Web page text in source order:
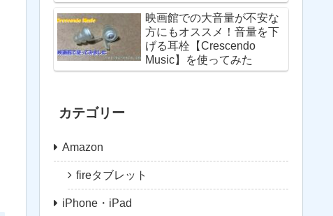
映画館での大音量が不安な
方にもオススメ！音量を下
げる耳栓【Crescendo
Music】を使ってみた
カテゴリー
Amazon
fireタブレット
iPhone・iPad